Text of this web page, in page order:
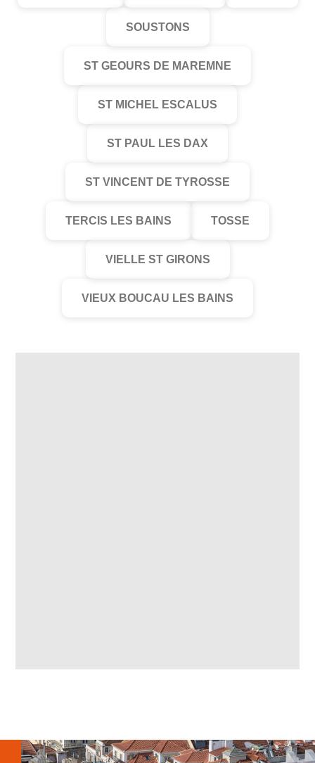
SOUSTONS
ST GEOURS DE MAREMNE
ST MICHEL ESCALUS
ST PAUL LES DAX
ST VINCENT DE TYROSSE
TERCIS LES BAINS TOSSE
VIELLE ST GIRONS
VIEUX BOUCAU LES BAINS